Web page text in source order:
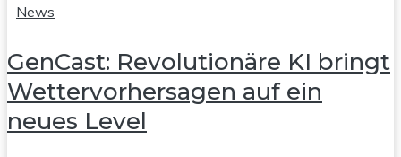
News
GenCast: Revolutionäre KI bringt
Wettervorhersagen auf ein
neues Level